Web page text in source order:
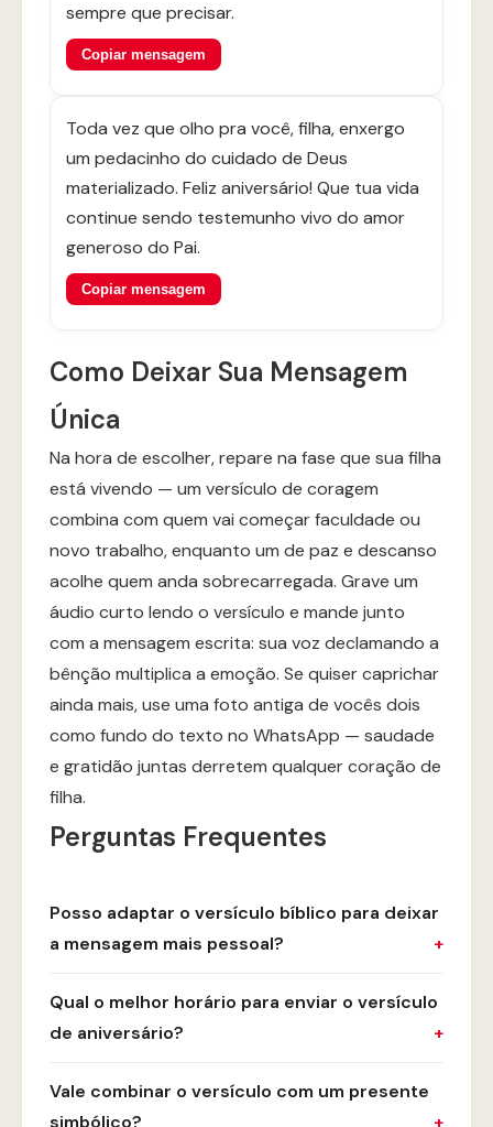
sempre que precisar.
Copiar mensagem
Toda vez que olho pra você, filha, enxergo
um pedacinho do cuidado de Deus
materializado. Feliz aniversário! Que tua vida
continue sendo testemunho vivo do amor
generoso do Pai.
Copiar mensagem
Como Deixar Sua Mensagem
Única
Na hora de escolher, repare na fase que sua filha
está vivendo — um versículo de coragem
combina com quem vai começar faculdade ou
novo trabalho, enquanto um de paz e descanso
acolhe quem anda sobrecarregada. Grave um
áudio curto lendo o versículo e mande junto
com a mensagem escrita: sua voz declamando a
bênção multiplica a emoção. Se quiser caprichar
ainda mais, use uma foto antiga de vocês dois
como fundo do texto no WhatsApp — saudade
e gratidão juntas derretem qualquer coração de
filha.
Perguntas Frequentes
Posso adaptar o versículo bíblico para deixar
a mensagem mais pessoal?
Qual o melhor horário para enviar o versículo
de aniversário?
Vale combinar o versículo com um presente
simbólico?